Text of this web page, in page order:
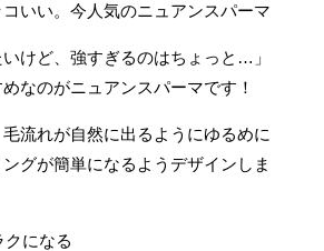
いい。今人気のニュアンスパーマ
いけど、強すぎるのはちょっと…」
なのがニュアンスパーマです！
流れが自然に出るようにゆるめに
グが簡単になるようデザインしま
になる